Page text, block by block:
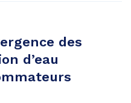
des
d’eau